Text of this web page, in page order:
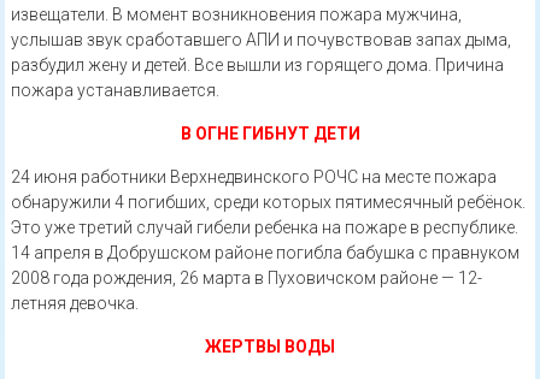
извещатели. В момент возникновения пожара мужчина,
услышав звук сработавшего АПИ и почувствовав запах дыма,
разбудил жену и детей. Все вышли из горящего дома. Причина
пожара устанавливается.
В ОГНЕ ГИБНУТ ДЕТИ
24 июня работники Верхнедвинского РОЧС на месте пожара
обнаружили 4 погибших, среди которых пятимесячный ребёнок.
Это уже третий случай гибели ребенка на пожаре в республике.
14 апреля в Добрушском районе погибла бабушка с правнуком
2008 года рождения, 26 марта в Пуховичском районе — 12-
летняя девочка.
ЖЕРТВЫ ВОДЫ